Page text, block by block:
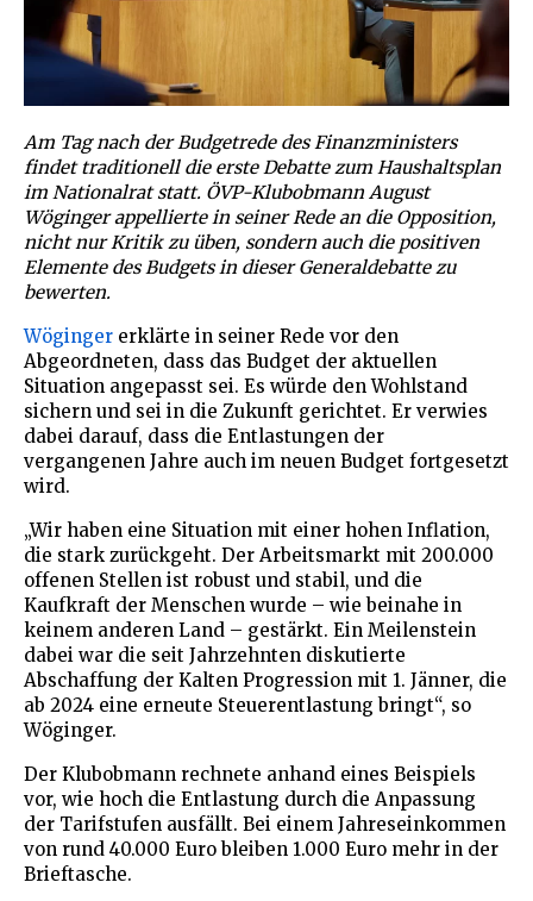
Am Tag nach der Budgetrede des Finanzministers
findet traditionell die erste Debatte zum Haushaltsplan
im Nationalrat statt. ÖVP-Klubobmann August
Wöginger appellierte in seiner Rede an die Opposition,
nicht nur Kritik zu üben, sondern auch die positiven
Elemente des Budgets in dieser Generaldebatte zu
bewerten.
Wöginger erklärte in seiner Rede vor den
Abgeordneten, dass das Budget der aktuellen
Situation angepasst sei. Es würde den Wohlstand
sichern und sei in die Zukunft gerichtet. Er verwies
dabei darauf, dass die Entlastungen der
vergangenen Jahre auch im neuen Budget fortgesetzt
wird.
„Wir haben eine Situation mit einer hohen Inflation,
die stark zurückgeht. Der Arbeitsmarkt mit 200.000
offenen Stellen ist robust und stabil, und die
Kaufkraft der Menschen wurde – wie beinahe in
keinem anderen Land – gestärkt. Ein Meilenstein
dabei war die seit Jahrzehnten diskutierte
Abschaffung der Kalten Progression mit 1. Jänner, die
ab 2024 eine erneute Steuerentlastung bringt“, so
Wöginger.
Der Klubobmann rechnete anhand eines Beispiels
vor, wie hoch die Entlastung durch die Anpassung
der Tarifstufen ausfällt. Bei einem Jahreseinkommen
von rund 40.000 Euro bleiben 1.000 Euro mehr in der
Brieftasche.